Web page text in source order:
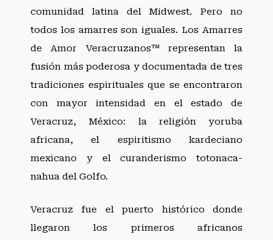
comunidad latina del Midwest. Pero no
todos los amarres son iguales. Los Amarres
de Amor Veracruzanos™ representan la
fusión más poderosa y documentada de tres
tradiciones espirituales que se encontraron
con mayor intensidad en el estado de
Veracruz, México: la religión yoruba
africana, el espiritismo kardeciano
mexicano y el curanderismo totonaca-
nahua del Golfo.
Veracruz fue el puerto histórico donde
llegaron los primeros africanos